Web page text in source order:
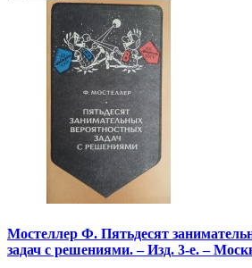
Мостеллер Ф. Пятьдесят
задач с решениями. – Изд. 3-е. –